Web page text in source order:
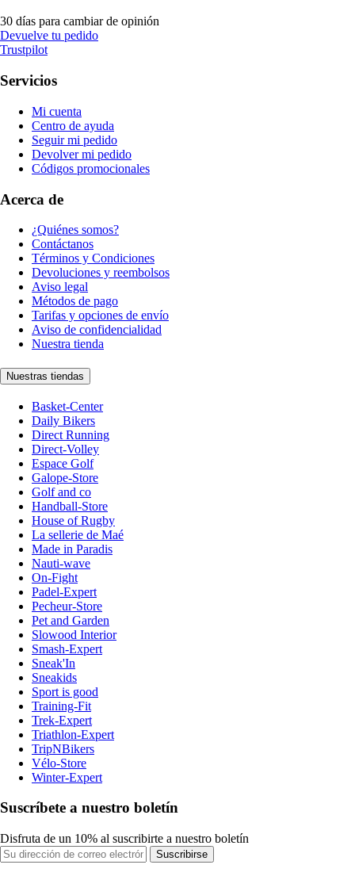
30 días para cambiar de opinión
Devuelve tu pedido
Trustpilot
Servicios
Mi cuenta
Centro de ayuda
Seguir mi pedido
Devolver mi pedido
Códigos promocionales
Acerca de
¿Quiénes somos?
Contáctanos
Términos y Condiciones
Devoluciones y reembolsos
Aviso legal
Métodos de pago
Tarifas y opciones de envío
Aviso de confidencialidad
Nuestra tienda
Nuestras tiendas
Basket-Center
Daily Bikers
Direct Running
Direct-Volley
Espace Golf
Galope-Store
Golf and co
Handball-Store
House of Rugby
La sellerie de Maé
Made in Paradis
Nauti-wave
On-Fight
Padel-Expert
Pecheur-Store
Pet and Garden
Slowood Interior
Smash-Expert
Sneak'In
Sneakids
Sport is good
Training-Fit
Trek-Expert
Triathlon-Expert
TripNBikers
Vélo-Store
Winter-Expert
Suscríbete a nuestro boletín
Disfruta de un 10% al suscribirte a nuestro boletín
Suscribirse